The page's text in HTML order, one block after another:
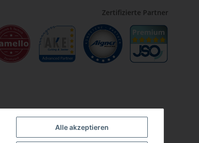
Alle akzeptieren
Zertifizierte Partner